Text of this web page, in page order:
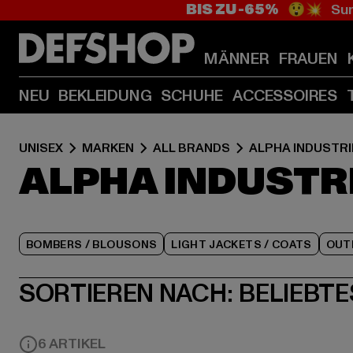
BIS ZU -65% 😲💥
MÄNNER FRAUEN
NEU BEKLEIDUNG SCHUHE ACCESSOIRES
UNISEX MARKEN ALL BRANDS ALPHA
ALPHA
BOMBERS / BLOUSONS LIGHT JACKETS / COATS
SORTIEREN NACH:
6 ARTIKEL